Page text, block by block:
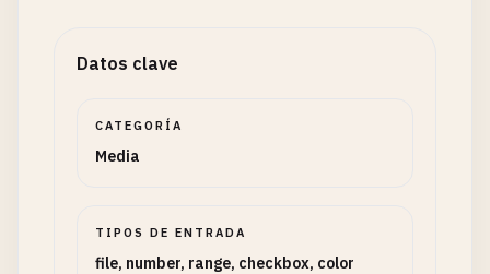
Datos clave
CATEGORÍA
Media
TIPOS DE ENTRADA
file, number, range, checkbox, color